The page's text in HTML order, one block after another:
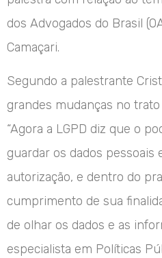
dos Advogados do Brasil
Camaçari.
Segundo a palestrante
grandes mudanças no trato
“Agora a LGPD diz que o
guardar os dados pessoais
autorização, e dentro do
cumprimento de sua
de olhar os dados e as
especialista em Políticas